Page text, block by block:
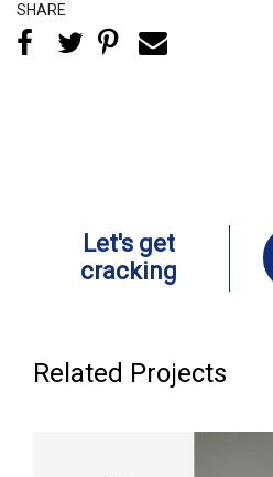
SHARE
Let's get
cracking
Related Projects